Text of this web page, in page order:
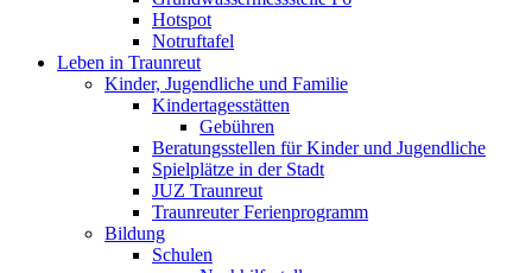
Hotspot
Notruftafel
Leben in Traunreut
Kinder, Jugendliche und Familie
Kindertagesstätten
Gebühren
Beratungsstellen für Kinder und Jugendliche
Spielplätze in der Stadt
JUZ Traunreut
Traunreuter Ferienprogramm
Bildung
Schulen